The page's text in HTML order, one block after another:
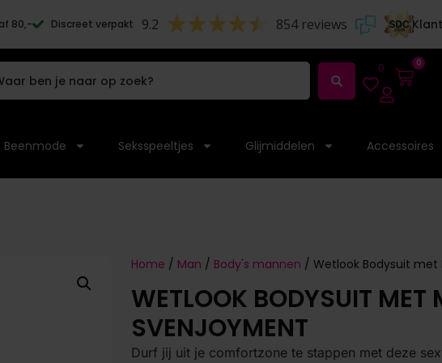
80,- Discreet verpakt 9.2 854 reviews
0 0
Beenmode Seksspeeltjes Glijmiddelen Accessoires
Home / Man / Body's mannen / Wetlook Bodysuit
WETLOOK BODYSUIT MET
SVENJOYMENT
Durf jij uit je comfortzone te stappen met deze